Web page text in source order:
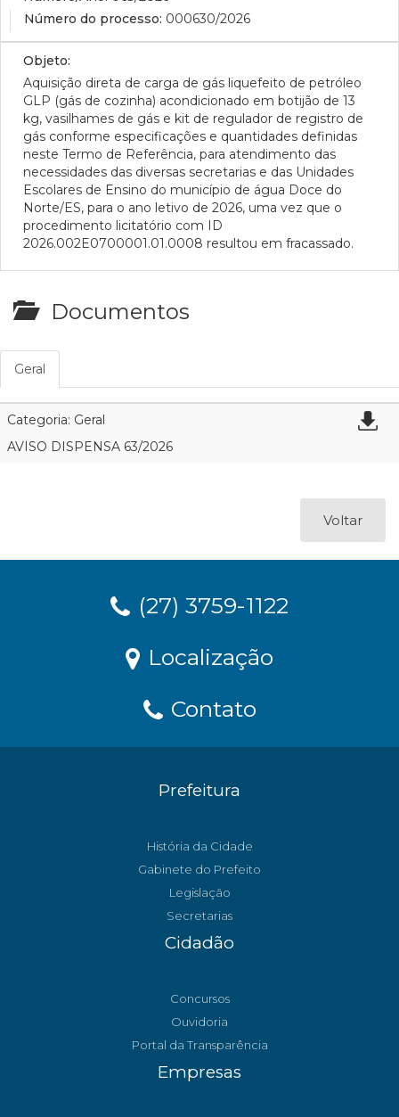
Número do processo: 000630/2026
Objeto:
Aquisição direta de carga de gás liquefeito de petróleo
GLP (gás de cozinha) acondicionado em botijão de 13
kg, vasilhames de gás e kit de regulador de registro de
gás conforme especificações e quantidades definidas
neste Termo de Referência, para atendimento das
necessidades das diversas secretarias e das Unidades
Escolares de Ensino do município de água Doce do
Norte/ES, para o ano letivo de 2026, uma vez que o
procedimento licitatório com ID
2026.002E0700001.01.0008 resultou em fracassado.
Documentos
Geral
Categoria: Geral
AVISO DISPENSA 63/2026
Voltar
(27) 3759-1122
Localização
Contato
Prefeitura
História da Cidade
Gabinete do Prefeito
Legislação
Secretarias
Cidadão
Concursos
Ouvidoria
Portal da Transparência
Empresas